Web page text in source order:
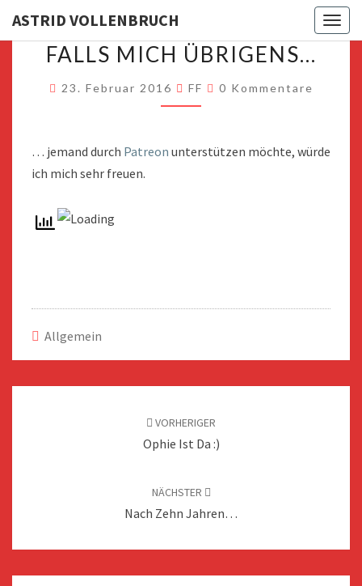
ASTRID VOLLENBRUCH
MICH
FALLS MICH ÜBRIGENS…
23. Februar 2016 FF Kommentare
0 Kommentare
… jemand durch Patreon unterstützen möchte, würde
ich mich sehr freuen.
Allgemein
VORHERIGER
Ophie Ist Da :)
NÄCHSTER
Nach Zehn Jahren…